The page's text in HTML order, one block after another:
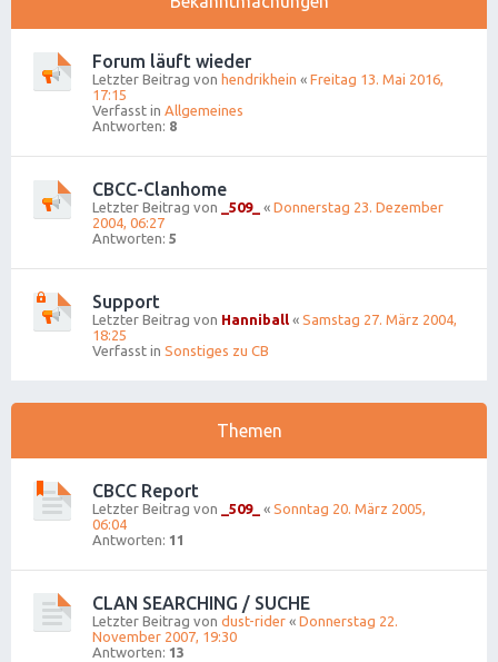
Forum läuft wieder
Letzter Beitrag von hendrikhein « Freitag 13. Mai 2016,
17:15
Verfasst in Allgemeines
Antworten: 8
CBCC-Clanhome
Letzter Beitrag von _509_ « Donnerstag 23. Dezember
2004, 06:27
Antworten: 5
Support
Letzter Beitrag von Hanniball « Samstag 27. März 2004,
18:25
Verfasst in Sonstiges zu CB
Themen
CBCC Report
Letzter Beitrag von _509_ « Sonntag 20. März 2005,
06:04
Antworten: 11
CLAN SEARCHING / SUCHE
Letzter Beitrag von dust-rider « Donnerstag 22.
November 2007, 19:30
Antworten: 13